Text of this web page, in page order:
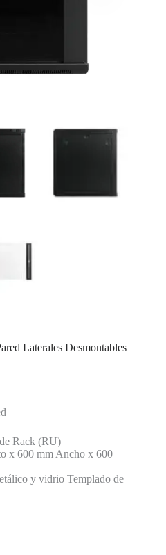
Laterales Desmontables
Rack (RU)
x 600 mm Ancho x 600
y vidrio Templado de